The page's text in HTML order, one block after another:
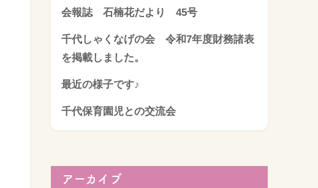
会報誌 石楠花だより 45号
千代しゃくなげの会 令和7年度財務諸表
を掲載しました。
最近の様子です♪
千代保育園児との交流会
アーカイブ